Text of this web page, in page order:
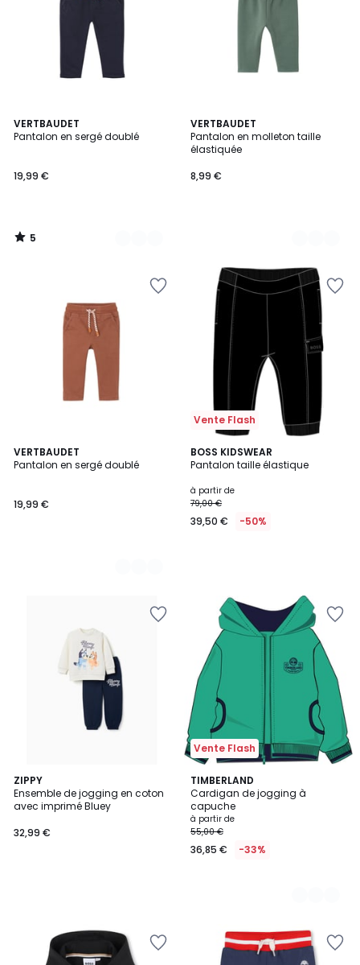
VERTBAUDET
Pantalon en sergé doublé
19,99 €
5
/
2
Couleurs
5
/
VERTBAUDET
Pantalon en molleton taille
élastiquée
8,99 €
2
Couleurs
VERTBAUDET
Pantalon en sergé doublé
19,99 €
2
Couleurs
Vente Flash
BOSS KIDSWEAR
Pantalon taille élastique
à partir de
79,00 €
39,50 € -50%
ZIPPY
Ensemble de jogging en coton
avec imprimé Bluey
32,99 €
Vente Flash
TIMBERLAND
Cardigan de jogging à
capuche
à partir de
55,00 €
36,85 € -33%
2
Couleurs